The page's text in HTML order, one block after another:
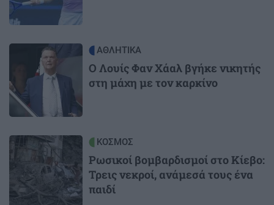
ΑΘΛΗΤΙΚΑ
O Λουίς Φαν Χάαλ βγήκε νικητής
στη μάχη με τον καρκίνο
Image ΚΟΣΜΟΣ
Ρωσικοί βομβαρδισμοί στο Κίεβο:
Τρεις νεκροί, ανάμεσά τους ένα
παιδί